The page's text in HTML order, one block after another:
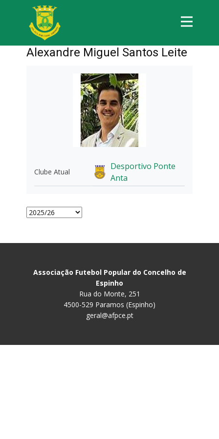
Alexandre Miguel Santos Leite
Clube Atual
Desportivo Ponte
Anta
Associação Futebol Popular do Concelho de
Espinho
Rua do Monte, 251
4500-529 Paramos (Espinho)
geral@afpce.pt